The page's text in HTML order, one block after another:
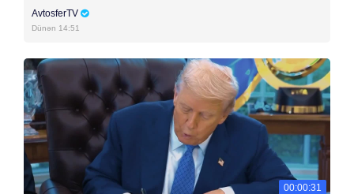
AvtosferTV
Dünən 14:51
00:00:31